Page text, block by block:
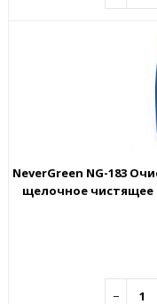
NeverGreen NG-183
щелочное
−